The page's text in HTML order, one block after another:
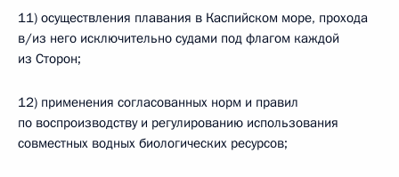
11) осуществления плавания в Каспийском море, прохода
в/из него исключительно судами под флагом каждой
из Сторон;
12) применения согласованных норм и правил
по воспроизводству и регулированию использования
совместных водных биологических ресурсов;